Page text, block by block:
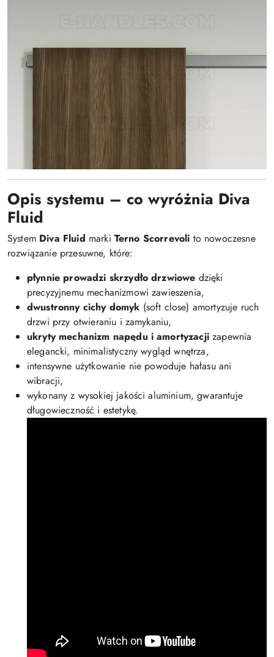
Opis systemu – co wyróżnia Diva
Fluid
System Diva Fluid marki Terno Scorrevoli to nowoczesne
rozwiązanie przesuwne, które:
płynnie prowadzi skrzydło drzwiowe dzięki
precyzyjnemu mechanizmowi zawieszenia,
dwustronny cichy domyk (soft close) amortyzuje ruch
drzwi przy otwieraniu i zamykaniu,
ukryty mechanizm napędu i amortyzacjizapewnia
elegancki, minimalistyczny wygląd wnętrza,
intensywne użytkowanie nie powoduje hałasu ani
wibracji,
wykonany z wysokiej jakości aluminium, gwarantuje
długowieczność i estetykę.